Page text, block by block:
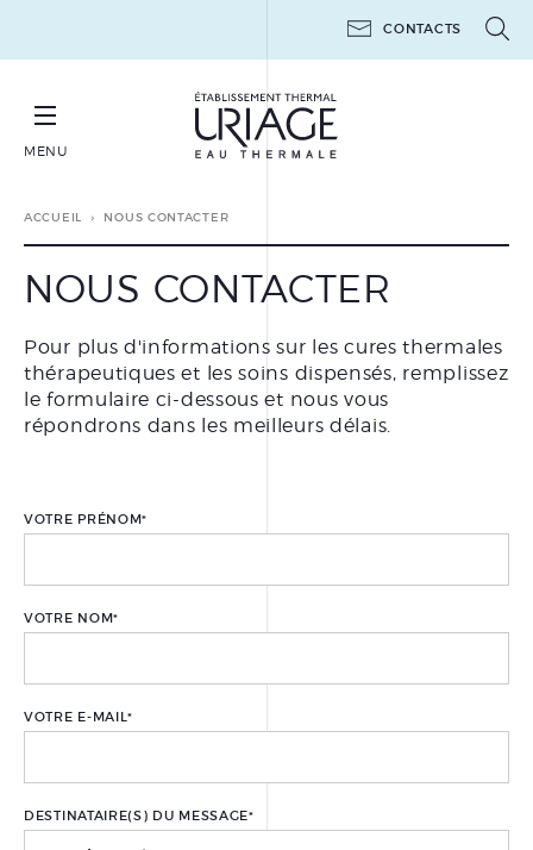
CONTACTS
MENU
RÉSERVER SA CURE THERMALE THÉRAPEUTIQUE
CURES THERMALES
THÉRAPEUTIQUES
THÉRAPEUTIQUES
SOINS VISAGE
ACCUEIL NOUS CONTACTER
NOUS CONTACTER
Pour plus d'informations sur les cures thermales
thérapeutiques et les soins dispensés, remplissez
le formulaire ci-dessous et nous vous
répondrons dans les meilleurs délais.
VOTRE PRÉNOM*
VOTRE NOM*
VOTRE E-MAIL*
DESTINATAIRE(S) DU MESSAGE*